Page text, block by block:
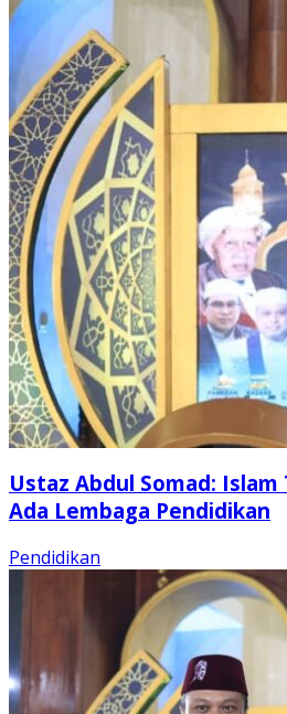
Ustaz Abdul Somad:
Ada Lembaga Pendidikan
Pendidikan